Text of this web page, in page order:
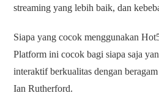
streaming yang lebih baik, dan
Siapa yang cocok menggunakan
Platform ini cocok bagi siapa saja
interaktif berkualitas dengan
Ian Rutherford.